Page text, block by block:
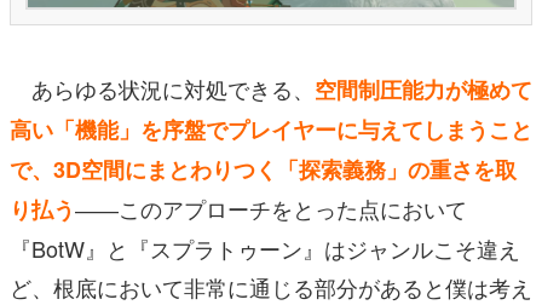
あらゆる状況に対処できる、 空間制圧能力が極めて
高い「機能」を序盤でプレイヤーに与えてしまうこと
で、3D空間にまとわりつく「探索義務」の重さを取
り払う――このアプローチをとった点において
『BotW』と『スプラトゥーン』はジャンルこそ違え
ど、根底において非常に通じる部分があると僕は考え